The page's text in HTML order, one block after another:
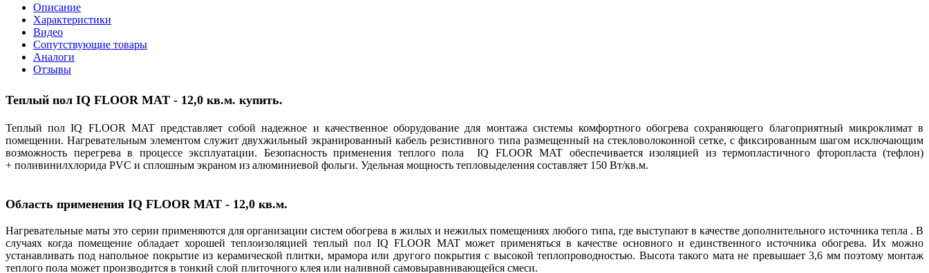
Описание
Характеристики
Видео
Сопутствующие товары
Аналоги
Отзывы
Теплый пол IQ FLOOR MAT - 12,0 кв.м. купить.
Теплый пол IQ FLOOR MAT представляет собой надежное и качественное оборудование для монтажа системы комфортного обогрева сохраняющего благоприятный микроклимат в
помещении. Нагревательным элементом служит двухжильный экранированный кабель резистивного типа размещенный на стекловолоконной сетке, с фиксированным шагом исключающим
возможность перегрева в процессе эксплуатации. Безопасность применения теплого пола IQ FLOOR MAT обеспечивается изоляцией из термопластичного фторопласта (тефлон)
+ поливинилхлорида PVС и сплошным экраном из алюминиевой фольги. Удельная мощность тепловыделения составляет 150 Вт/кв.м.
Область применения IQ FLOOR MAT - 12,0 кв.м.
Нагревательные маты это серии применяются для организации систем обогрева в жилых и нежилых помещениях любого типа, где выступают в качестве дополнительного источника тепла . В
случаях когда помещение обладает хорошей теплоизоляцией теплый пол IQ FLOOR MAT может применяться в качестве основного и единственного источника обогрева. Их можно
устанавливать под напольное покрытие из керамической плитки, мрамора или другого покрытия с высокой теплопроводностью. Высота такого мата не превышает 3,6 мм поэтому монтаж
теплого пола может производится в тонкий слой плиточного клея или наливной самовыравнивающейся смеси.